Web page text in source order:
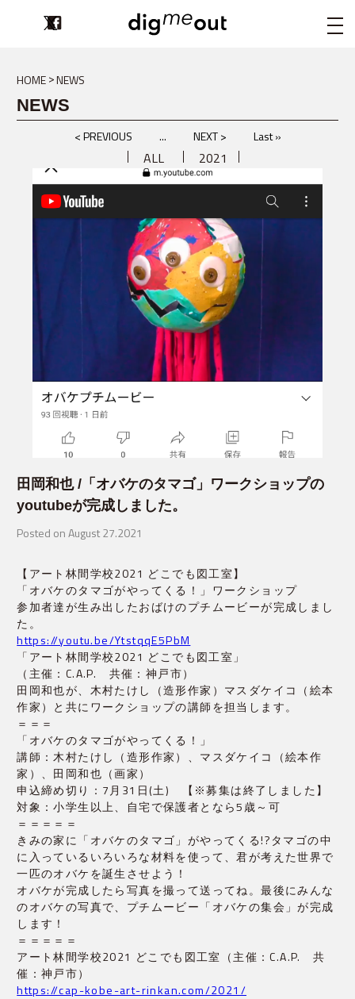
digmeout
HOME NEWS
NEWS
< PREVIOUS ... NEXT > Last »
ALL 2021
田岡和也 /「オバケのタマゴ」ワークショップの
youtubeが完成しました。
Posted on August 27.2021
【アート林間学校2021 どこでも図工室】
「オバケのタマゴがやってくる！」ワークショップ
参加者達が生み出したおばけのプチムービーが完成しまし
た。
https://youtu.be/YtstqqE5PbM
「アート林間学校2021 どこでも図工室」
（主催：C.A.P.　共催：神戸市）
田岡和也が、木村たけし（造形作家）マスダケイコ（絵本
作家）と共にワークショップの講師を担当します。
＝＝＝
「オバケのタマゴがやってくる！」
講師：木村たけし（造形作家）、マスダケイコ（絵本作
家）、田岡和也（画家）
申込締め切り：7月31日(土)　【※募集は終了しました】
対象：小学生以上、自宅で保護者となら5歳～可
＝＝＝＝＝
きみの家に「オバケのタマゴ」がやってくる!?タマゴの中
に入っているいろいろな材料を使って、君が考えた世界で
一匹のオバケを誕生させよう！
オバケが完成したら写真を撮って送ってね。最後にみんな
のオバケの写真で、プチムービー「オバケの集会」が完成
します！
＝＝＝＝＝
アート林間学校2021 どこでも図工室（主催：C.A.P.　共
催：神戸市）
https://cap-kobe-art-rinkan.com/2021/